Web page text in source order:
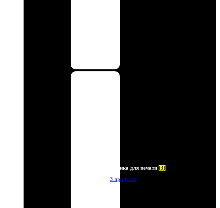
Пленка для печати (3)
3 продукта